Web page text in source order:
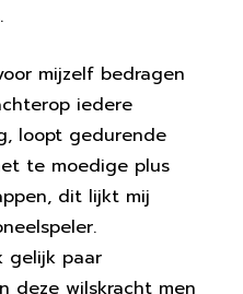
mijzelf bedragen
iedere
loopt gedurende
te moedige plus
dit lijkt mij
gelijk paar
deze wilskracht men